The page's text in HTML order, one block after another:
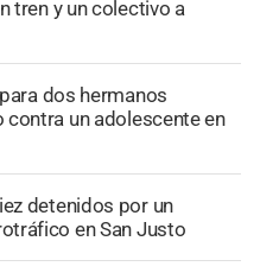
tren y un colectivo a
dos hermanos
un adolescente en
detenidos por un
en San Justo